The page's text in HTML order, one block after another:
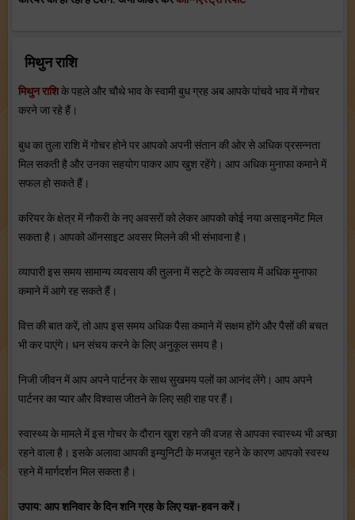
मिथुन राशि
मिथुन राशिके पहले और चौथे भाव के स्‍वामी बुध ग्रह अब आपके पांचवे भाव में गोचर
करने जा रहे हैं।
बुध का तुला राशि में गोचर होने पर आपको अपनी संतान की ओर से अधिक प्रसन्‍नता
मिल सकती है और उनका सहयोग पाकर आप खुश रहेंगे। आप अधिक मुनाफा कमाने में
सफल हो सकते हैं।
करियर के क्षेत्र में नौकरी के नए अवसरों को लेकर आपको कोई नया असाइनमेंट मिल
सकता है। आपको ऑनसाइट अवसर मिलने की भी संभावना है।
व्‍यापारी इस समय सामान्‍य व्‍यवसाय की तुलना में सट्टे के व्‍यवसाय में अधिक मुनाफा
कमाने में आगे रह सकते हैं।
वित्त की बात करें, तो आप इस समय अधिक पैसा कमाने में सक्षम होंगे और पैसों की बचत
भी कर पाएंगे। धन संचय करने के लिए अनुकूल समय है।
निजी जीवन में आप अपने पार्टनर के साथ सुखमय पलों का आनंद लेंगे। आप अपने
पार्टनर का प्‍यार और विश्‍वास जीतने के लिए सही राह पर हैं।
स्‍वास्‍थ्‍य के मामले में इस गोचर के दौरान खुश रहने की वजह से आपका स्‍वास्‍थ्‍य भी अच्‍छा
रहने वाला है। इसके अलावा आपकी इम्‍युनिटी के मजबूत रहने के कारण आपको स्‍वस्‍थ
रहने में मार्गदर्शन मिल सकता है।
उपाय: आप शनिवार के दिन शनि ग्रह के लिए यज्ञ-हवन करें।